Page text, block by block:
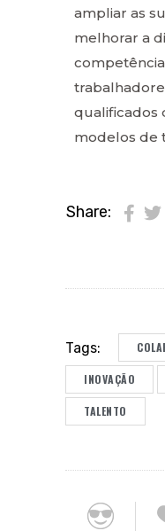
ampliar as
melhorar a
qualificados
modelos de
Share:
Tags:
INOVAÇÃO
TALENTO